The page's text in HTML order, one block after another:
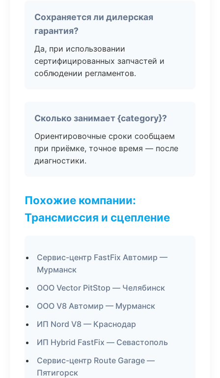
Сохраняется ли дилерская
гарантия?
Да, при использовании
сертифицированных запчастей и
соблюдении регламентов.
Сколько занимает {category}?
Ориентировочные сроки сообщаем
при приёмке, точное время — после
диагностики.
Похожие компании:
Трансмиссия и сцепление
Сервис-центр FastFix Автомир —
Мурманск
ООО Vector PitStop — Челябинск
ООО V8 Автомир — Мурманск
ИП Nord V8 — Краснодар
ИП Hybrid FastFix — Севастополь
Сервис-центр Route Garage —
Пятигорск